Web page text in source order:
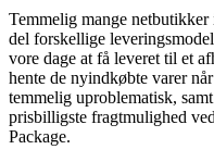
Temmelig mange
del forskellige
vore dage at få leveret til et
hente de nyindkøbte varer
temmelig uproblematisk,
prisbilligste fragtmulighed
Package.